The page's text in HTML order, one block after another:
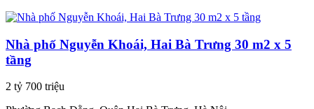
Nhà phố Nguyễn Khoái, Hai Bà Trưng 30 m2 x 5
tầng
2 tỷ 700 triệu